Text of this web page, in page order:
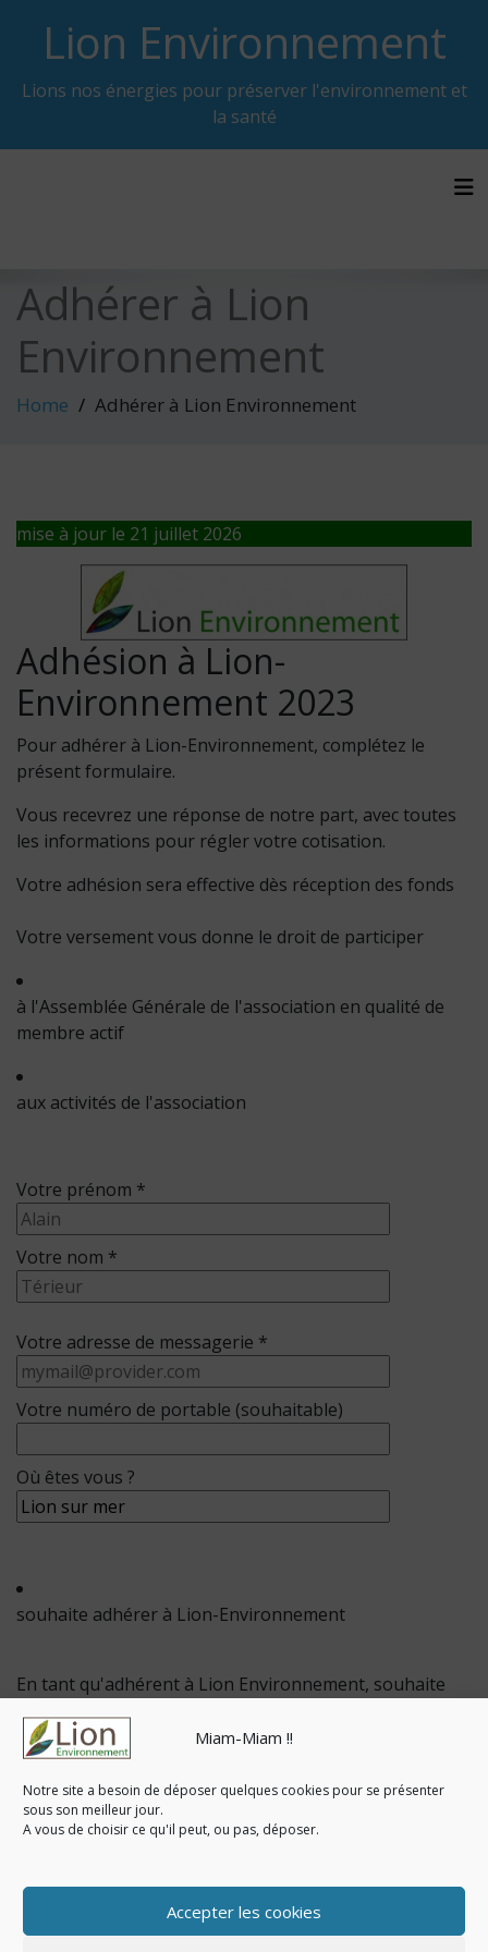
Miam-Miam !!
Notre site a besoin de déposer quelques cookies pour se présenter
sous son meilleur jour.
A vous de choisir ce qu'il peut, ou pas, déposer.
Accepter les cookies
contentLion Environnement
Lions nos énergies pour préserver l'environnement et
la santé
Adhérer à Lion
Environnement
Home Adhérer à Lion Environnement
mise à jour le 21 juillet 2026
Adhésion à Lion-
Environnement 2023
Pour adhérer à Lion-Environnement, complétez le
présent formulaire.
Vous recevrez une réponse de notre part, avec toutes
les informations pour régler votre cotisation.
Votre adhésion sera effective dès réception des fonds
Votre versement vous donne le droit de participer
à l'Assemblée Générale de l'association en qualité de
membre actif
aux activités de l'association
Votre prénom *
Votre nom *
Votre adresse de messagerie *
Votre numéro de portable (souhaitable)
Où êtes vous ?
souhaite adhérer à Lion-Environnement
En tant qu'adhérent à Lion Environnement, souhaite
L'Amapdon't j'ai lu et accepté la
L'Escarfeuille, notre Jardin Partagé - (sous réserve
de places disponibles)